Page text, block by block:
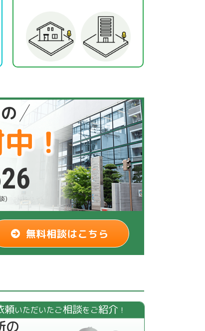
！
)
無料相談はこちら
の
頼いただいたご相談をご紹介 ！